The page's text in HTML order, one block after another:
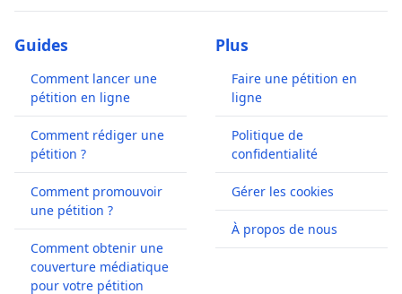
Guides
Comment lancer une
pétition en ligne
Comment rédiger une
pétition ?
Comment promouvoir
une pétition ?
Comment obtenir une
couverture médiatique
pour votre pétition
Plus
Faire une pétition en
ligne
Politique de
confidentialité
Gérer les cookies
À propos de nous